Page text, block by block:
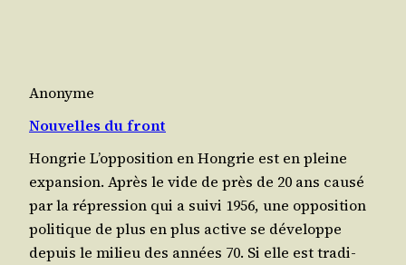
Anonyme
Nouvelles du front
Hongrie L’op­po­si­tion en Hon­grie est en pleine
expan­sion. Après le vide de près de 20 ans cau­sé
par la répres­sion qui a sui­vi 1956, une oppo­si­tion
poli­tique de plus en plus active se déve­loppe
depuis le milieu des années 70. Si elle est tra­di­